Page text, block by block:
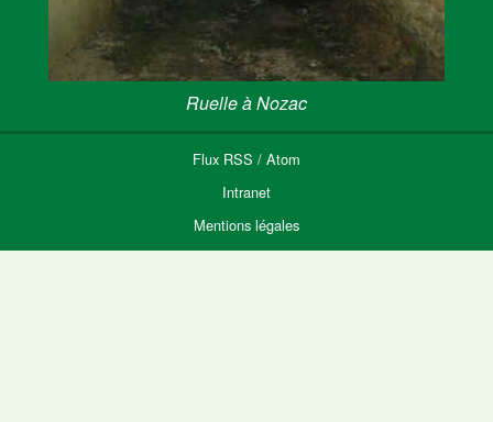
Ruelle à Nozac
Flux RSS / Atom
Intranet
Mentions légales